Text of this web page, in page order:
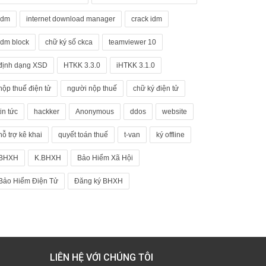
internet download manager crack idm
block chữ ký số ckca teamviewer 10
dạng XSD HTKK 3.3.0 iHTKK 3.1.0
thuế điện tử người nộp thuế chữ ký điện tử
tức hackker Anonymous ddos website
hỗ trợ kê khai quyết toán thuế t-van ký offline
BHXH K.BHXH Bảo Hiểm Xã Hội
Bảo Hiểm Điện Tử Đăng ký BHXH
LIÊN HỆ VỚI CHÚNG TÔI